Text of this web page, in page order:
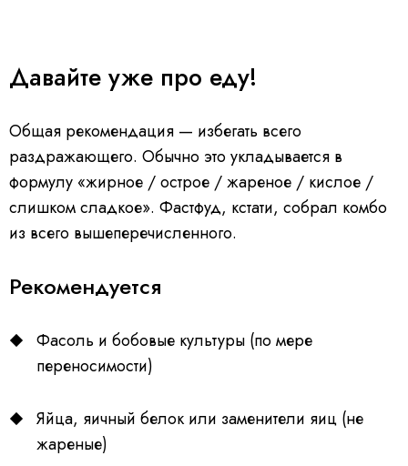
Давайте уже про еду!
Общая рекомендация — избегать всего
раздражающего. Обычно это укладывается в
формулу «жирное / острое / жареное / кислое /
слишком сладкое». Фастфуд, кстати, собрал комбо
из всего вышеперечисленного.
Рекомендуется
Фасоль и бобовые культуры (по мере
переносимости)
Яйца, яичный белок или заменители яиц (не
жареные)